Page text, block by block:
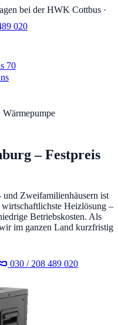
bei der HWK Cottbus ·
020
70
Wärmepumpe
– Festpreis
Zweifamilienhäusern ist
Heizlösung –
Betriebskosten. Als
im ganzen Land kurzfristig
030 / 208 489 020